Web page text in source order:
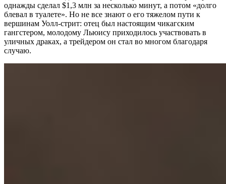
однажды сделал $1,3 млн за несколько минут, а потом «долго
блевал в туалете». Но не все знают о его тяжелом пути к
вершинам Уолл-стрит: отец был настоящим чикагским
гангстером, молодому Льюису приходилось участвовать в
уличных драках, а трейдером он стал во многом благодаря
случаю.